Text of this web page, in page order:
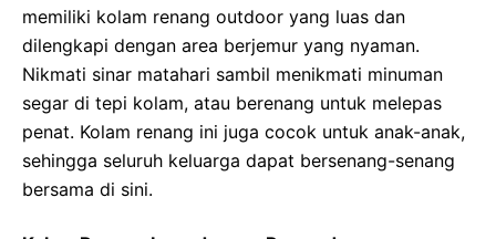
memiliki kolam renang outdoor yang luas dan
dilengkapi dengan area berjemur yang nyaman.
Nikmati sinar matahari sambil menikmati minuman
segar di tepi kolam, atau berenang untuk melepas
penat. Kolam renang ini juga cocok untuk anak-anak,
sehingga seluruh keluarga dapat bersenang-senang
bersama di sini.